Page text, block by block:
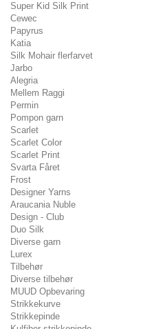
Super Kid Silk Print
Cewec
Papyrus
Katia
Silk Mohair flerfarvet
Jarbo
Alegria
Mellem Raggi
Permin
Pompon garn
Scarlet
Scarlet Color
Scarlet Print
Svarta Fåret
Frost
Designer Yarns
Araucania Nuble
Design - Club
Duo Silk
Diverse garn
Lurex
Tilbehør
Diverse tilbehør
MUUD Opbevaring
Strikkekurve
Strikkepinde